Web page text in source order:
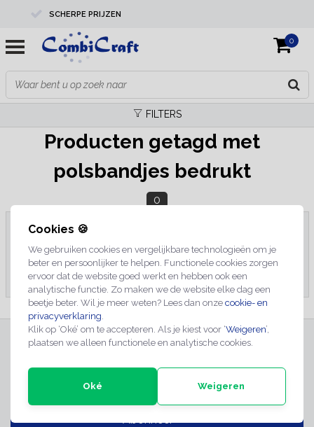
Cookies 🍪
We gebruiken cookies en vergelijkbare technologieën om je
beter en persoonlijker te helpen. Functionele cookies zorgen
ervoor dat de website goed werkt en hebben ook een
analytische functie. Zo maken we de website elke dag een
beetje beter. Wil je meer weten? Lees dan onze cookie- en
privacyverklaring
Klik op ‘Oké’ om te accepteren. Als je kiest voor ‘Weigeren’,
plaatsen we alleen functionele en analytische cookies.
Oké Weigeren
SCHERPE PRIJZEN
PROFESSIONELE KWALITEIT
EXPERTS IN MAATWERK
0
FILTERS
Producten getagd met
polsbandjes bedrukt
0
Geen producten gevonden!...
INSCHRIJVEN NIEUWSBRIEF
Abonneer